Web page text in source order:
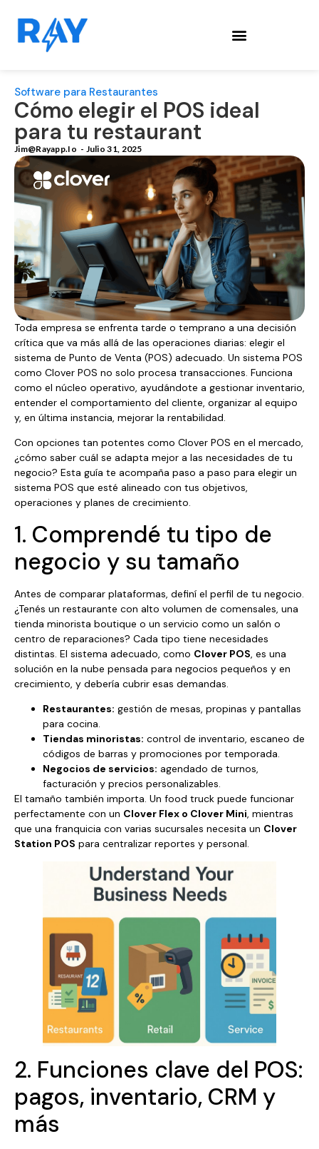
Software para Restaurantes
Cómo elegir el POS ideal
para tu restaurant
Jim@rayapp.io - Julio 31, 2025
Toda empresa se enfrenta tarde o temprano a una decisión
crítica que va más allá de las operaciones diarias: elegir el
sistema de Punto de Venta (POS) adecuado. Un sistema POS
como Clover POS no solo procesa transacciones. Funciona
como el núcleo operativo, ayudándote a gestionar inventario,
entender el comportamiento del cliente, organizar al equipo
y, en última instancia, mejorar la rentabilidad.
Con opciones tan potentes como Clover POS en el mercado,
¿cómo saber cuál se adapta mejor a las necesidades de tu
negocio? Esta guía te acompaña paso a paso para elegir un
sistema POS que esté alineado con tus objetivos,
operaciones y planes de crecimiento.
1. Comprendé tu tipo de
negocio y su tamaño
Antes de comparar plataformas, definí el perfil de tu negocio.
¿Tenés un restaurante con alto volumen de comensales, una
tienda minorista boutique o un servicio como un salón o
centro de reparaciones? Cada tipo tiene necesidades
distintas. El sistema adecuado, como Clover POS , es una
solución en la nube pensada para negocios pequeños y en
crecimiento, y debería cubrir esas demandas.
Restaurantes: gestión de mesas, propinas y pantallas
para cocina.
Tiendas minoristas: control de inventario, escaneo de
códigos de barras y promociones por temporada.
Negocios de servicios: agendado de turnos,
facturación y precios personalizables.
El tamaño también importa. Un food truck puede funcionar
perfectamente con un Clover Flex o Clover Mini, mientras
que una franquicia con varias sucursales necesita un Clover
Station POS para centralizar reportes y personal.
2. Funciones clave del POS:
pagos, inventario, CRM y
más